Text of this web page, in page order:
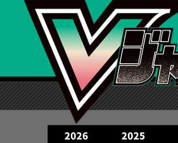
2026 2025